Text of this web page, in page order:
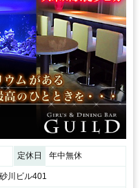
定休日 年中無休
川ビル401